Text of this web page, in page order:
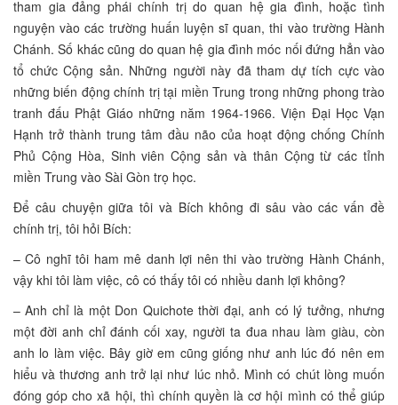
tham gia đảng phái chính trị do quan hệ gia đình, hoặc tình
nguyện vào các trường huấn luyện sĩ quan, thi vào trường Hành
Chánh. Số khác cũng do quan hệ gia đình móc nối đứng hẳn vào
tổ chức Cộng sản. Những người này đã tham dự tích cực vào
những biến động chính trị tại miền Trung trong những phong trào
tranh đấu Phật Giáo những năm 1964-1966. Viện Đại Học Vạn
Hạnh trở thành trung tâm đầu não của hoạt động chống Chính
Phủ Cộng Hòa, Sinh viên Cộng sản và thân Cộng từ các tỉnh
miền Trung vào Sài Gòn trọ học.
Để câu chuyện giữa tôi và Bích không đi sâu vào các vấn đề
chính trị, tôi hỏi Bích:
– Cô nghĩ tôi ham mê danh lợi nên thi vào trường Hành Chánh,
vậy khi tôi làm việc, cô có thấy tôi có nhiều danh lợi không?
– Anh chỉ là một Don Quichote thời đại, anh có lý tưởng, nhưng
một đời anh chỉ đánh cối xay, người ta đua nhau làm giàu, còn
anh lo làm việc. Bây giờ em cũng giống như anh lúc đó nên em
hiểu và thương anh trở lại như lúc nhỏ. Mình có chút lòng muốn
đóng góp cho xã hội, thì chính quyền là cơ hội mình có thể giúp